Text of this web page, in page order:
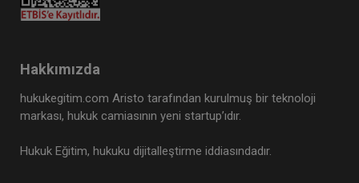
Hakkımızda
hukukegitim.com Aristo tarafından kurulmuş bir teknoloji
markası, hukuk camiasının yeni startup’ıdır.
Hukuk Eğitim, hukuku dijitalleştirme iddiasındadır.